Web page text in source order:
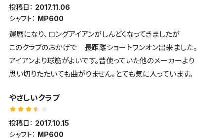
投稿日： 2017.11.06
シャフト： MP600
還暦になり、ロングアイアンがしんどくなってきましたが
このクラブのおかげで 長距離ショートワンオン出来ました。
アイアンより球筋がよいです。昔使っていた他のメーカーより
思い切りたたいても曲がりません。とても気に入っています。
やさしいクラブ
投稿日： 2017.10.15
シャフト： MP600